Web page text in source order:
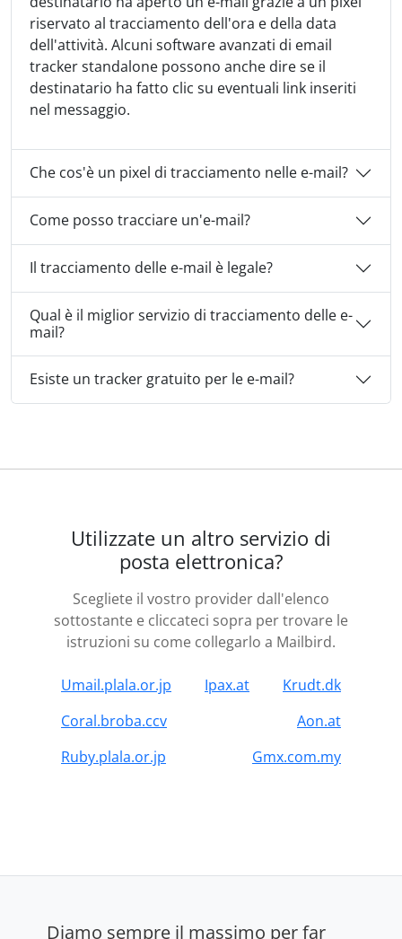
riservato al tracciamento dell'ora e della data
dell'attività. Alcuni software avanzati di email
tracker standalone possono anche dire se il
destinatario ha fatto clic su eventuali link inseriti
nel messaggio.
Che cos'è un pixel di tracciamento nelle e-mail?
Come posso tracciare un'e-mail?
Il tracciamento delle e-mail è legale?
Qual è il miglior servizio di tracciamento delle e-
mail?
Esiste un tracker gratuito per le e-mail?
Utilizzate un altro servizio di
posta elettronica?
Scegliete il vostro provider dall'elenco
sottostante e cliccateci sopra per trovare le
istruzioni su come collegarlo a Mailbird.
Umail.plala.or.jp Ipax.at
Krudt.dk
Coral.broba.ccv
Aon.at
Ruby.plala.or.jp
Gmx.com.my
Diamo sempre il massimo per far